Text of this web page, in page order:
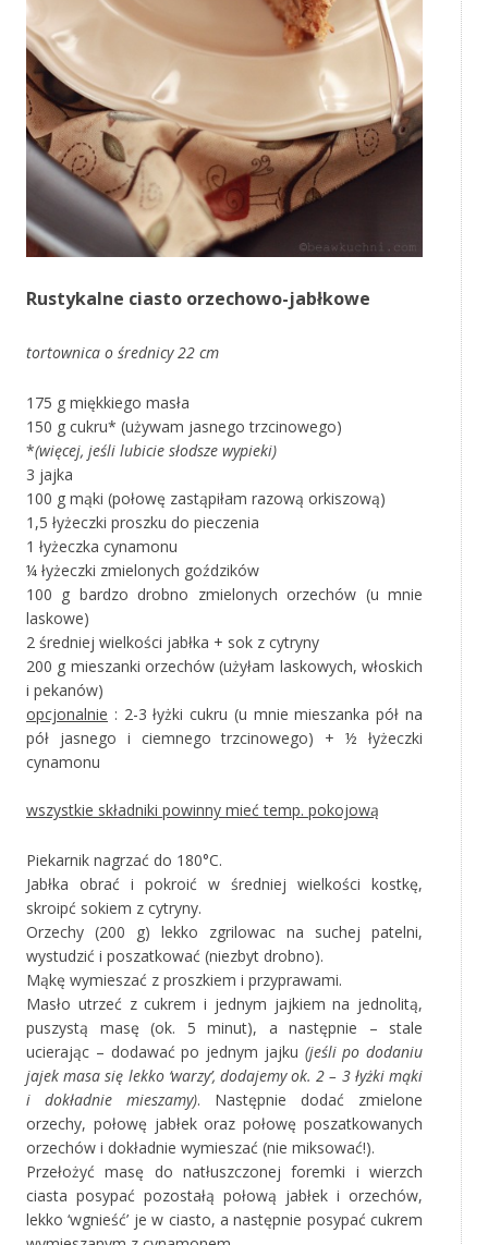
Rustykalne ciasto orzechowo-jabłkowe
tortownica o średnicy 22 cm
175 g miękkiego masła
150 g cukru* (używam jasnego trzcinowego)
*(więcej, jeśli lubicie słodsze wypieki)
3 jajka
100 g mąki (połowę zastąpiłam razową orkiszową)
1,5 łyżeczki proszku do pieczenia
1 łyżeczka cynamonu
¼ łyżeczki zmielonych goździków
100 g bardzo drobno zmielonych orzechów (u mnie
laskowe)
2 średniej wielkości jabłka + sok z cytryny
200 g mieszanki orzechów (użyłam laskowych, włoskich
i pekanów)
opcjonalnie : 2-3 łyżki cukru (u mnie mieszanka pół na
pół jasnego i ciemnego trzcinowego) + ½ łyżeczki
cynamonu
wszystkie składniki powinny mieć temp. pokojową
Piekarnik nagrzać do 180°C.
Jabłka obrać i pokroić w średniej wielkości kostkę,
skroipć sokiem z cytryny.
Orzechy (200 g) lekko zgrilowac na suchej patelni,
wystudzić i poszatkować (niezbyt drobno).
Mąkę wymieszać z proszkiem i przyprawami.
Masło utrzeć z cukrem i jednym jajkiem na jednolitą,
puszystą masę (ok. 5 minut), a następnie – stale
ucierając – dodawać po jednym jajku (jeśli po dodaniu
jajek masa się lekko ‘warzy’, dodajemy ok. 2 – 3 łyżki mąki
i dokładnie mieszamy). Następnie dodać zmielone
orzechy, połowę jabłek oraz połowę poszatkowanych
orzechów i dokładnie wymieszać (nie miksować!).
Przełożyć masę do natłuszczonej foremki i wierzch
ciasta posypać pozostałą połową jabłek i orzechów,
lekko ‘wgnieść’ je w ciasto, a następnie posypać cukrem